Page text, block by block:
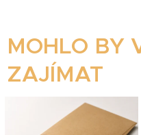
MOHLO BY
ZAJÍMAT